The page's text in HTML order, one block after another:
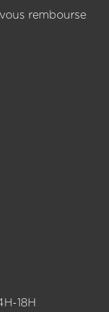
rembourse
18H